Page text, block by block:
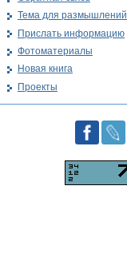
Тема для размышлений
Прислать информацию
Фотоматериалы
Новая книга
Проекты